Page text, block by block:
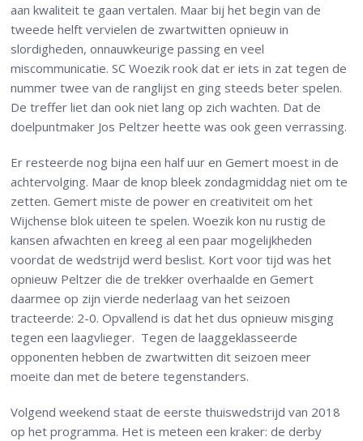
aan kwaliteit te gaan vertalen. Maar bij het begin van de
tweede helft vervielen de zwartwitten opnieuw in
slordigheden, onnauwkeurige passing en veel
miscommunicatie. SC Woezik rook dat er iets in zat tegen de
nummer twee van de ranglijst en ging steeds beter spelen.
De treffer liet dan ook niet lang op zich wachten. Dat de
doelpuntmaker Jos Peltzer heette was ook geen verrassing.
Er resteerde nog bijna een half uur en Gemert moest in de
achtervolging. Maar de knop bleek zondagmiddag niet om te
zetten. Gemert miste de power en creativiteit om het
Wijchense blok uiteen te spelen. Woezik kon nu rustig de
kansen afwachten en kreeg al een paar mogelijkheden
voordat de wedstrijd werd beslist. Kort voor tijd was het
opnieuw Peltzer die de trekker overhaalde en Gemert
daarmee op zijn vierde nederlaag van het seizoen
tracteerde: 2-0. Opvallend is dat het dus opnieuw misging
tegen een laagvlieger. Tegen de laaggeklasseerde
opponenten hebben de zwartwitten dit seizoen meer
moeite dan met de betere tegenstanders.
Volgend weekend staat de eerste thuiswedstrijd van 2018
op het programma. Het is meteen een kraker: de derby